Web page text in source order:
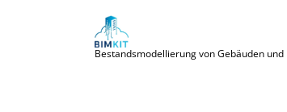
Bestandsmodellierung von Gebäuden